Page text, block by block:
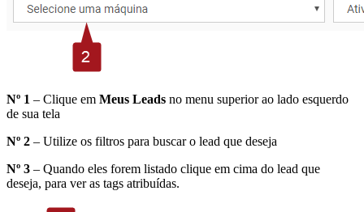
Nº 1 – Clique em Meus Leads no menu superior ao lado esquerdo
de sua tela
Nº 2 – Utilize os filtros para buscar o lead que deseja
Nº 3 – Quando eles forem listado clique em cima do lead que
deseja, para ver as tags atribuídas.